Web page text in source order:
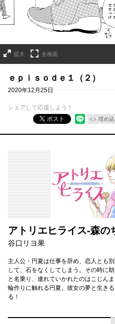
拡大 全画面
ｅｐｉｓｏｄｅ１（２）
2020年12月25日
シェアして応援しよう！
ポスト
埋め込
アトリエヒライス‐森の
谷口リヨ果
主人公・円夏は仕事を辞め、恋人とも
して、石をなくしてしまう。その時に
と名乗り、連れていかれたのはこじん
輪作りに触れる円夏。彼女の夢と生き
る！